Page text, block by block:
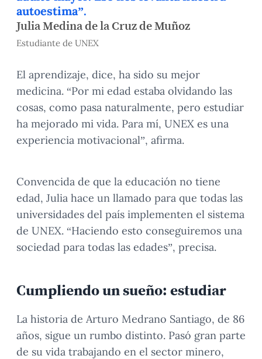
autoestima”.
Julia Medina de la Cruz de Muñoz
Estudiante de UNEX
El aprendizaje, dice, ha sido su mejor
medicina. “Por mi edad estaba olvidando las
cosas, como pasa naturalmente, pero estudiar
ha mejorado mi vida. Para mí, UNEX es una
experiencia motivacional”, afirma.
Convencida de que la educación no tiene
edad, Julia hace un llamado para que todas las
universidades del país implementen el sistema
de UNEX. “Haciendo esto conseguiremos una
sociedad para todas las edades”, precisa.
Cumpliendo un sueño: estudiar
La historia de Arturo Medrano Santiago, de 86
años, sigue un rumbo distinto. Pasó gran parte
de su vida trabajando en el sector minero,